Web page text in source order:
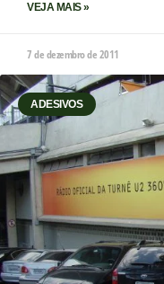
VEJA MAIS »
7 de dezembro de 2011
ADESIVOS